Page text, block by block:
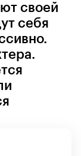
своей
себя